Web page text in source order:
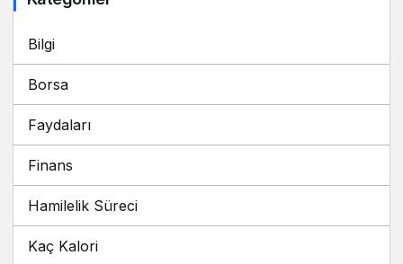
Bilgi
Borsa
Faydaları
Finans
Hamilelik Süreci
Kaç Kalori